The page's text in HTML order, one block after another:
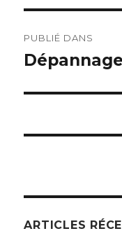
de
PUBLIÉ DANS
ARTICLES